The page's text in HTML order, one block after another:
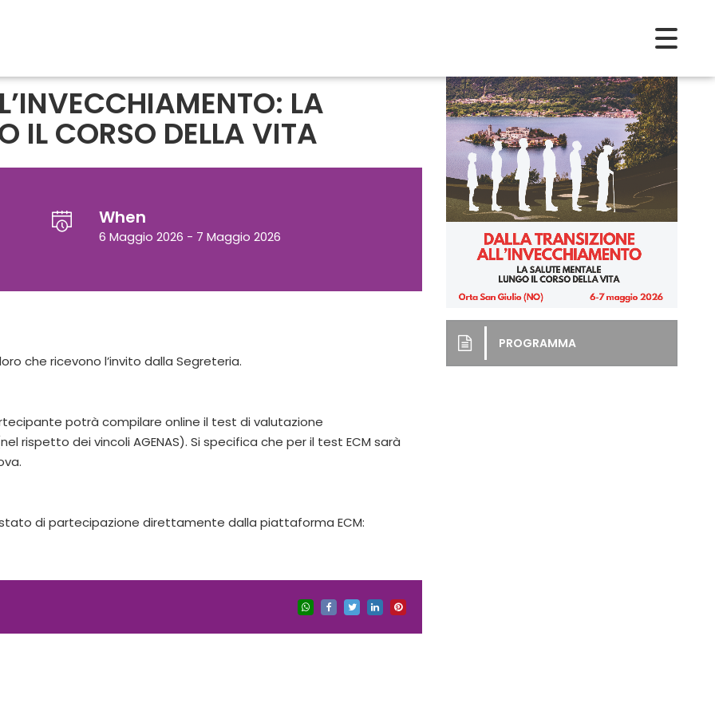
LA
IL CORSO DELLA VITA
When
6 Maggio 2026 - 7 Maggio 2026
che ricevono l’invito dalla Segreteria.
potrà compilare online il test di valutazione
rispetto dei vincoli AGENAS). Si specifica che per il test ECM sarà
di partecipazione direttamente dalla piattaforma ECM:
PROGRAMMA